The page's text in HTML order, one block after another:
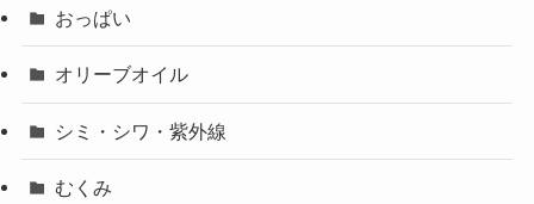
おっぱい
オリーブオイル
シミ・シワ・紫外線
むくみ